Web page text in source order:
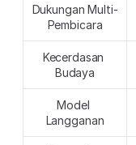
Dukungan Multi-
Pembicara
Kecerdasan
Budaya
Model
Langganan